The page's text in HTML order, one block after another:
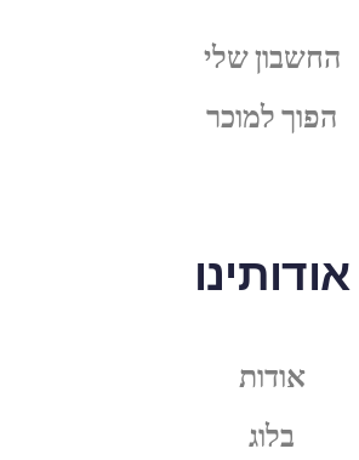
החשבון שלי
הפוך למוכר
אודותינו
אודות
בלוג